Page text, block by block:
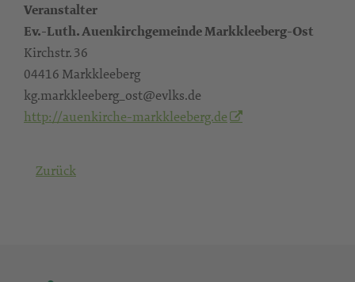
Veranstalter
Ev.-Luth. Auenkirchgemeinde Markkleeberg-Ost
Kirchstr. 36
04416 Markkleeberg
kg.markkleeberg_ost@evlks.de
http://auenkirche-markkleeberg.de
Zurück